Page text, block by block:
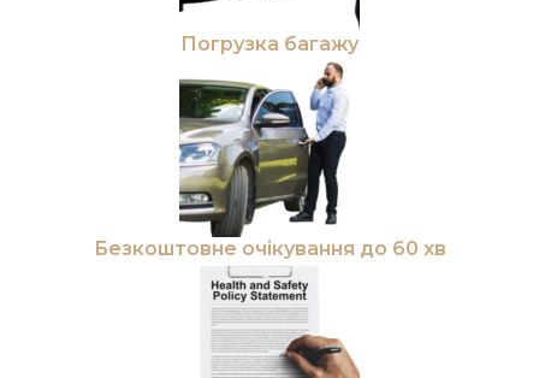
Погрузка багажу
Безкоштовне очікування до 60 хв